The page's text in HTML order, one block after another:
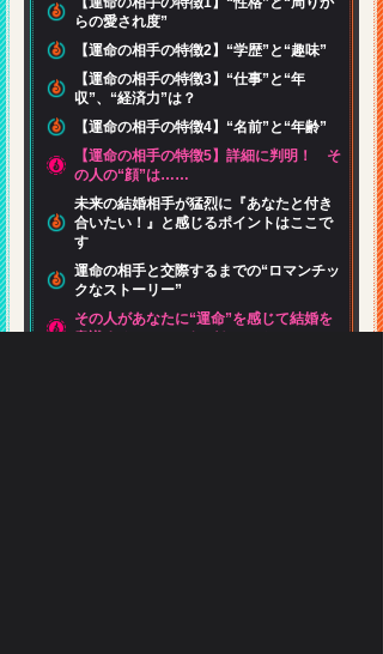
らの愛され度”
【運命の相手の特徴2】“学歴”と“趣味”
【運命の相手の特徴3】“仕事”と“年
収”、“経済力”は？
【運命の相手の特徴4】“名前”と“年齢”
【運命の相手の特徴5】詳細に判明！ そ
の人の“顔”は……
未来の結婚相手が猛烈に『あなたと付き
合いたい！』と感じるポイントはここで
す
運命の相手と交際するまでの“ロマンチッ
クなストーリー”
その人があなたに“運命”を感じて結婚を
意識するのは、これがキッカケ！